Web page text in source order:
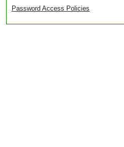
Password Access Policies